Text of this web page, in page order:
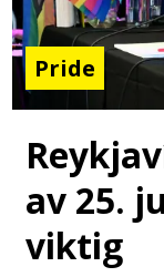
Pride
av 25.
viktig